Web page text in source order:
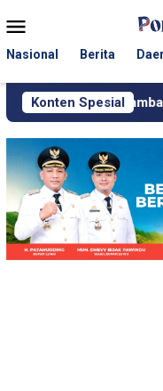
ke
Mobile
Nasional Berita
Konten Spesial
Tambang